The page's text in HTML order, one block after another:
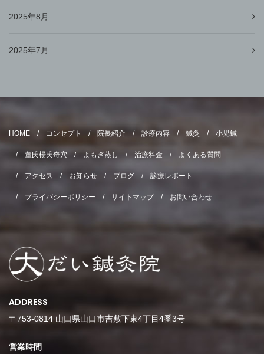
2025年8月
2025年7月
HOME コンセプト 院長紹介 診療内容 鍼灸 小児鍼
董氏楊氏奇穴 よもぎ蒸し 治療料金 よくある質問
アクセス お知らせ ブログ 診療レポート
プライバシーポリシー サイトマップ お問い合わせ
ADDRESS
〒753-0814 山口県山口市吉敷下東4丁目4番3号
営業時間